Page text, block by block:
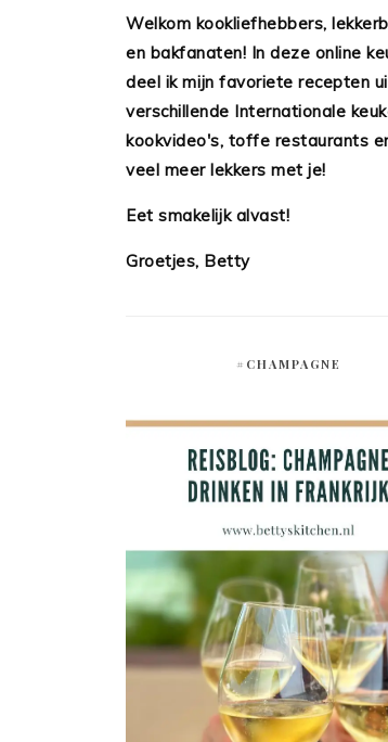
Welkom kookliefhebbers,
en bakfanaten! In deze online
deel ik mijn favoriete recepten
verschillende Internationale
kookvideo's, toffe restaurants
veel meer lekkers met je!
Eet smakelijk alvast!
Groetjes, Betty
#CHAMPAGNE